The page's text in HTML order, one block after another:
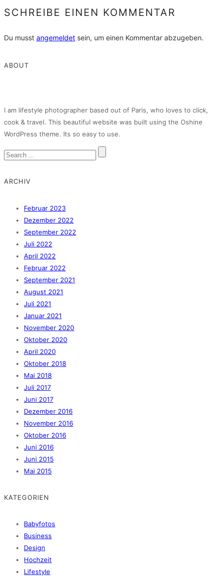
SCHREIBE EINEN KOMMENTAR
Du musst angemeldet sein, um einen Kommentar abzugeben.
ABOUT
I am lifestyle photographer based out of Paris, who loves to click,
cook & travel. This beautiful website was built using the Oshine
WordPress theme. Its so easy to use.
ARCHIV
Februar 2023
Dezember 2022
September 2022
Juli 2022
April 2022
Februar 2022
September 2021
August 2021
Juli 2021
Januar 2021
November 2020
Oktober 2020
April 2020
Oktober 2018
Mai 2018
Juli 2017
Juni 2017
Dezember 2016
November 2016
Oktober 2016
Juni 2016
Juni 2015
Mai 2015
KATEGORIEN
Babyfotos
Business
Design
Hochzeit
Lifestyle